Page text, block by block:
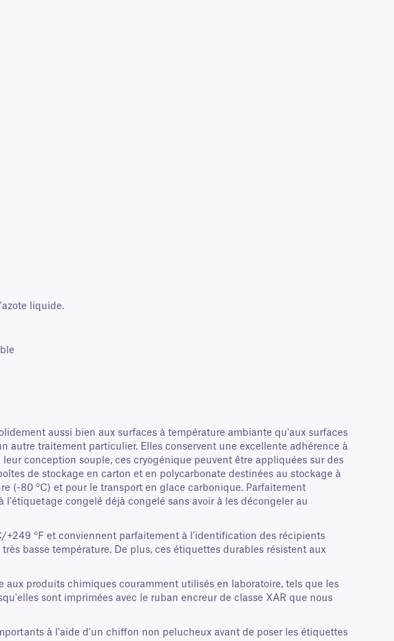
liquide.
aussi bien aux surfaces à température ambiante qu'aux surfaces
autre traitement particulier. Elles conservent une excellente adhérence à
conception souple, ces cryogénique peuvent être appliquées sur des
de stockage en carton et en polycarbonate destinées au stockage à
(-80 °C) et pour le transport en glace carbonique. Parfaitement
congelé déjà congelé sans avoir à les décongeler au
+249 °F et conviennent parfaitement à l'identification des récipients
basse température. De plus, ces étiquettes durables résistent aux
produits chimiques couramment utilisés en laboratoire, tels que les
sont imprimées avec le ruban encreur de classe XAR que nous
à l'aide d'un chiffon non pelucheux avant de poser les étiquettes